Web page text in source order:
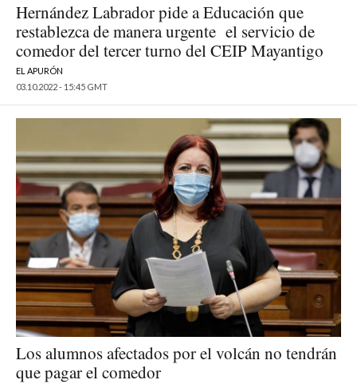
Hernández Labrador pide a Educación que
restablezca de manera urgente el servicio de
comedor del tercer turno del CEIP Mayantigo
EL APURÓN
03.10.2022 - 15:45 GMT
Los alumnos afectados por el volcán no tendrán
que pagar el comedor